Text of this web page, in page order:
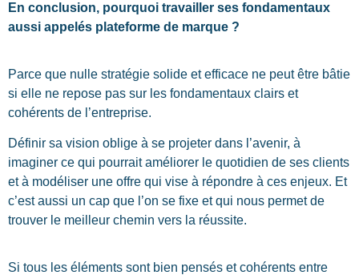
En conclusion, pourquoi travailler ses fondamentaux
aussi appelés plateforme de marque ?
Parce que nulle stratégie solide et efficace ne peut être bâtie
si elle ne repose pas sur les fondamentaux clairs et
cohérents de l’entreprise.
Définir sa vision oblige à se projeter dans l’avenir, à
imaginer ce qui pourrait améliorer le quotidien de ses clients
et à modéliser une offre qui vise à répondre à ces enjeux. Et
c’est aussi un cap que l’on se fixe et qui nous permet de
trouver le meilleur chemin vers la réussite.
Si tous les éléments sont bien pensés et cohérents entre